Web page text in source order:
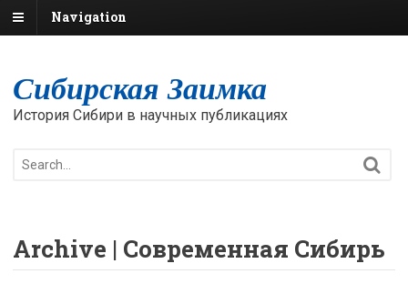
Navigation
Сибирская Заимка
История Сибири в научных публикациях
Archive | Современная Сибирь